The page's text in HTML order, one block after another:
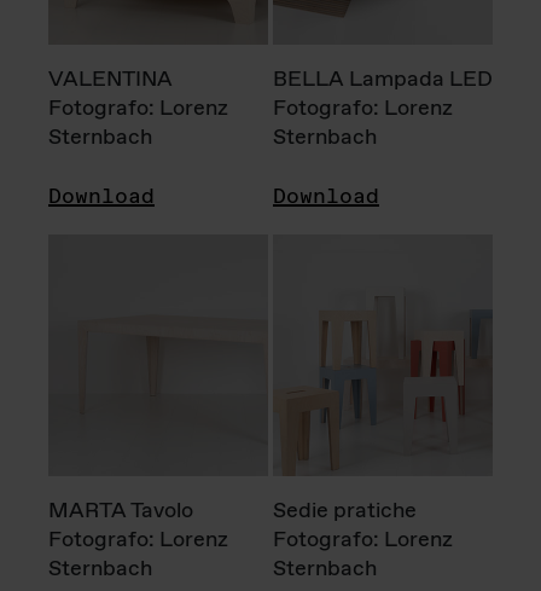
VALENTINA
Fotografo: Lorenz
Sternbach
Download
BELLA Lampada LED
Fotografo: Lorenz
Sternbach
Download
MARTA Tavolo
Fotografo: Lorenz
Sternbach
Sedie pratiche
Fotografo: Lorenz
Sternbach